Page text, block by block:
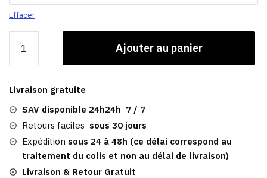
Effacer
Casquette
Baseball
Coton​
|
Select
Winifred
Ajouter au panier
Livraison gratuite
SAV disponible 24h24h 7 / 7
Retours faciles sous 30 jours
Expédition sous 24 à 48h (ce délai correspond au
traitement du colis et non au délai de livraison)
Livraison & Retour Gratuit